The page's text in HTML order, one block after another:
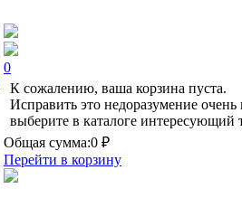
0
К сожалению, ваша корзина пуста.
Исправить это недоразумение очень
выберите в каталоге
Общая сумма:0 ₽
Перейти в корзину